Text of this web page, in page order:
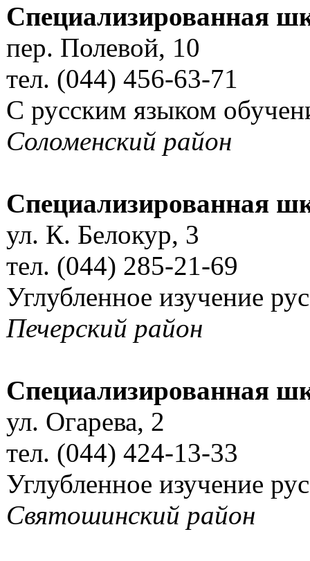
Специализированная
пер. Полевой, 10
тел. (044) 456-63-71
С русским языком
Соломенский район
Специализированная
ул. К. Белокур, 3
тел. (044) 285-21-69
Углубленное изучение
Печерский район
Специализированная
ул. Огарева, 2
тел. (044) 424-13-33
Углубленное изучение
Святошинский район